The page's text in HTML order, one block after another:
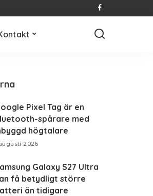
Pixel Tag är en
spårare med
högtalare
2026
Galaxy S27 Ultra
få betydligt större
än tidigare